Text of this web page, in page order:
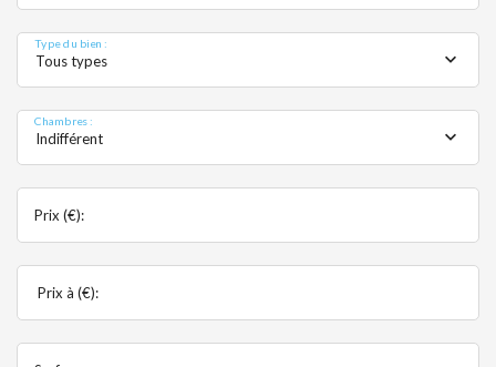
Type du bien :
Tous types
Chambres :
Indifférent
Prix (€):
Prix à (€):